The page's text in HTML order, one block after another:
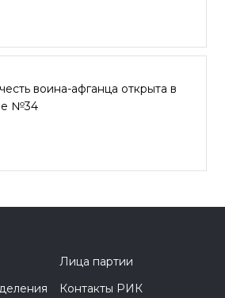
воина-афганца открыта в
№34
Лица партии
Контакты РИК